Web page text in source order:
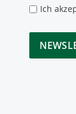
Ich
CAPTCHA